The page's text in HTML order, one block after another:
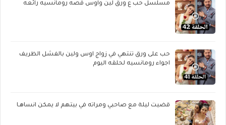
مسلسل حب ع ورق لين واوس قصه رومانسيه رائعه
حب على ورق تنتهي في زواج اوس ولين بالفشل الظريف
اجواء رومانسيه لحلقه اليوم
قضيت ليلة مع صاحبي ومراته في بيتهم لا يمكن انساهـا